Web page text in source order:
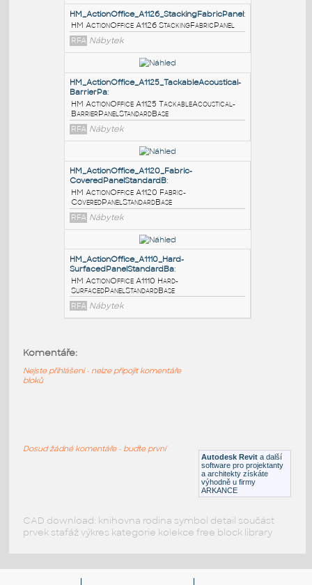
PODOBNÉ BLOKY:
HM_ActionOffice_A1126_StackingFabricPanel
HM ActionOffice A1126 StackingFabricPanel
RFA Nábytek
HM_ActionOffice_A1125_TackableAcoustical-
BarrierPa
HM ActionOffice A1125 TackableAcoustical-
BarrierPanelStandardBase
RFA Nábytek
HM_ActionOffice_A1120_Fabric-
RFA Nábytek
HM ActionOffice A1110 Hard-
SurfacedPanelStandardBaseAutodesk Revit a další
software pro projektanty
a architekty získáte
výhodně u firmy
ARKANCE
Komentáře:
Nejste přihlášeni - nelze připojit komentáře
bloků
Dosud žádné komentáře - buďte první
CAD download: knihovna rodina symbol detail součást
prvek stafáž výkres kategorie kolekce free block library